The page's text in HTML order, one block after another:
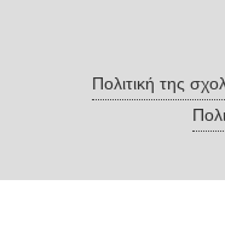
Πολιτική της